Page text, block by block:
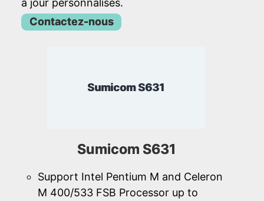
à jour personnalisés.
Contactez-nous
Sumicom S631
Sumicom S631
Support Intel Pentium M and Celeron
M 400/533 FSB Processor up to